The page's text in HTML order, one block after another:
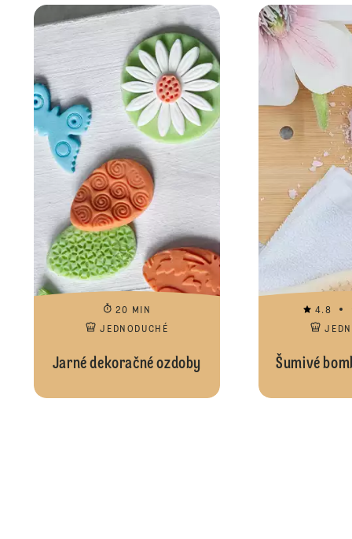
20 MIN
JEDNODUCHÉ
Jarné dekoračné ozdoby
4.8
Šumivé